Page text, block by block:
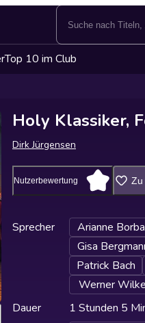
Top 10 im Club
Holy Klassiker,
Dirk Jürgensen
Nutzerbewertung Zu
Sprecher Arianne
Gisa
Patrick Bach
Werner
Dauer
1 Stunden 5